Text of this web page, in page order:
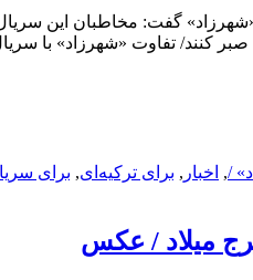
گفت: مخاطبان این سریال
کنند/ تفاوت «شهرزاد» با
/
, اخبار , برای ترکیه‌ای, برای
میلاد / عکس